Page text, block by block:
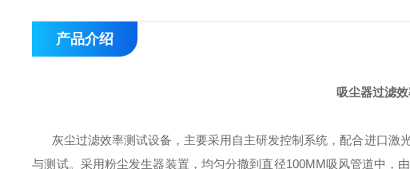
产品介绍
吸尘器过滤
灰尘过滤效率测试设备，主要采用自主研发控制系统，配合进口激
与测试。采用粉尘发生器装置，均匀分撒到直径100MM吸风管道中，